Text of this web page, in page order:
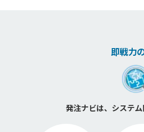
即戦力
発注ナビは、システ